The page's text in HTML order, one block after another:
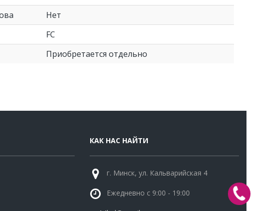
Нет
FC
Приобретается отдельно
КАК НАС НАЙТИ
г. Минск, ул. Кальварийская 4
Ежедневно с 9:00 - 19:00